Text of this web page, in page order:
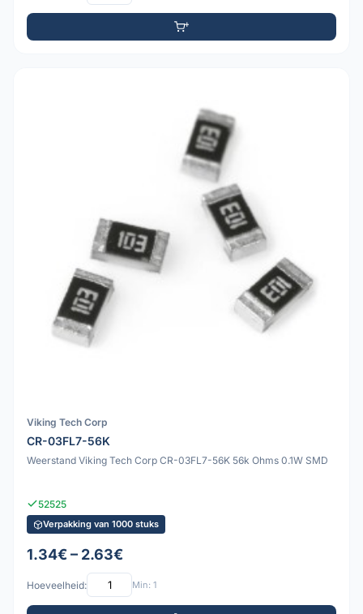
Viking Tech Corp
CR-03FL7-56K
Weerstand Viking Tech Corp CR-03FL7-56K 56k Ohms 0.1W SMD
52525
Verpakking van 1000 stuks
1.34€ – 2.63€
Hoeveelheid: Min: 1